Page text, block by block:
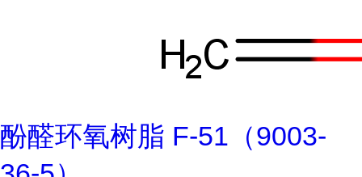
酚醛环氧树脂 F-51（9003-